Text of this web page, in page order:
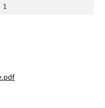
eindresultaat
of
1